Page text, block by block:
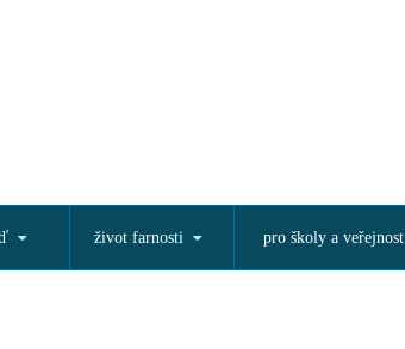
život farnosti pro školy a veřejnost